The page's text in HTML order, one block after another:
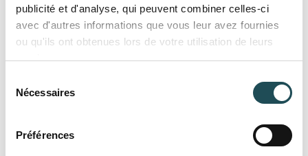
publicité et d'analyse, qui peuvent combiner celles-ci
avec d'autres informations que vous leur avez fournies
ou qu'ils ont obtenues lors de votre utilisation de leurs
services.
Nécessaires
Préférences
Nom du produit 1
482,00
En stock
Spécialiste de grands
Nom du produit